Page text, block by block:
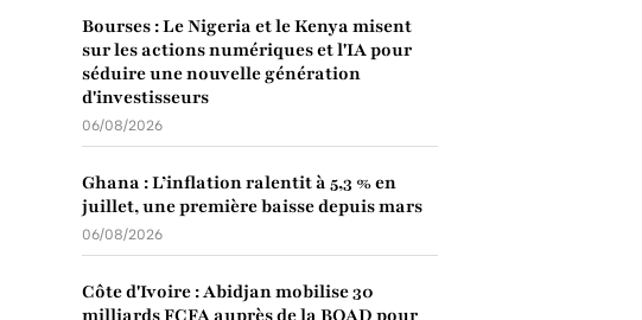
Bourses : Le Nigeria et le Kenya misent
sur les actions numériques et l'IA pour
séduire une nouvelle génération
d'investisseurs
06/08/2026
Ghana : L’inflation ralentit à 5,3 % en
juillet, une première baisse depuis mars
06/08/2026
Côte d'Ivoire : Abidjan mobilise 30